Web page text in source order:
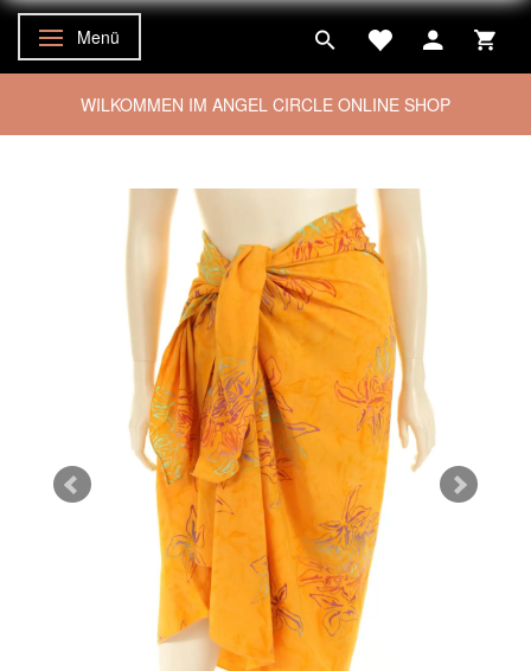
Anzeige ändern
Menü
WILKOMMEN IM ANGEL CIRCLE ONLINE SHOP